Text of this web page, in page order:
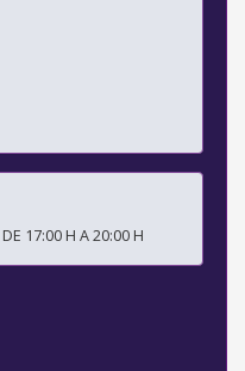
17:00 H A 20:00 H